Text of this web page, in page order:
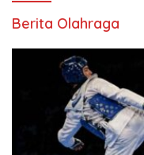
Berita Olahraga